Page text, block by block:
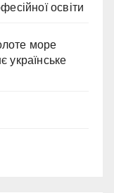
освіти
море
українське